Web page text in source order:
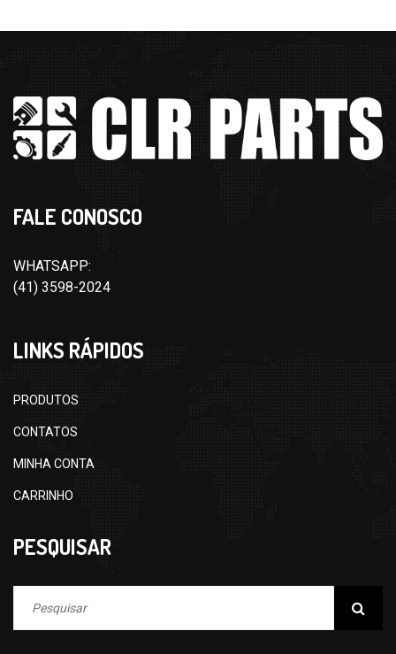
FALE CONOSCO
WHATSAPP:
(41) 3598-2024
LINKS RÁPIDOS
PRODUTOS
CONTATOS
MINHA CONTA
CARRINHO
PESQUISAR